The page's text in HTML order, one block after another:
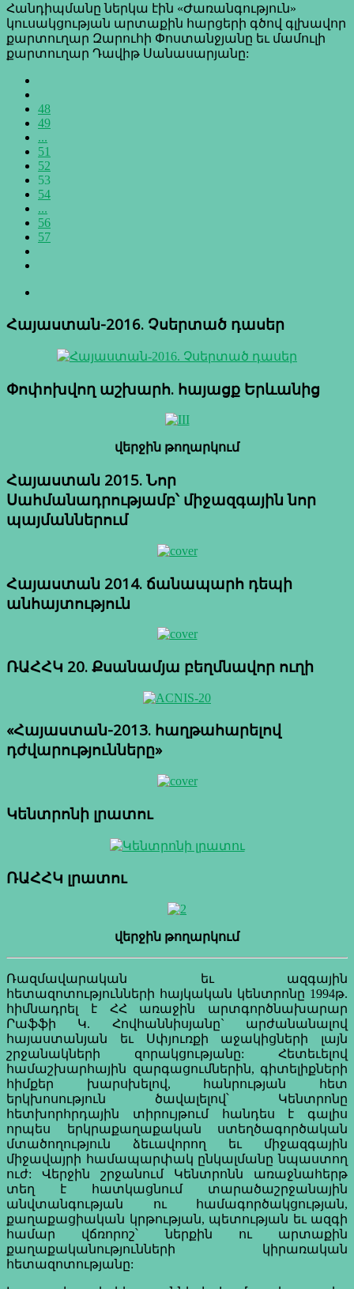
Հանդիպմանը ներկա էին «Ժառանգություն»
կուսակցության արտաքին հարցերի գծով գլխավոր
քարտուղար Զարուհի Փոստանջյանը եւ մամուլի
քարտուղար Դավիթ Սանասարյանը:
48
49
...
51
52
53
54
...
56
57
Հայաստան-2016. Չսերտած դասեր
Փոփոխվող աշխարհ. հայացք Երևանից
վերջին թողարկում
Հայաստան 2015. Նոր
Սահմանադրությամբ՝ միջազգային նոր
պայմաններում
Հայաստան 2014. ճանապարհ դեպի
անհայտություն
ՌԱՀՀԿ 20. Քսանամյա բեղմնավոր ուղի
«Հայաստան-2013. հաղթահարելով
դժվարությունները»
Կենտրոնի լրատու
ՌԱՀՀԿ լրատու
վերջին թողարկում
Ռազմավարական եւ ազգային
հետազոտությունների հայկական կենտրոնը 1994թ.
հիմնադրել է ՀՀ առաջին արտգործնախարար
Րաֆֆի Կ. Հովհաննիսյանը` արժանանալով
հայաստանյան եւ Սփյուռքի աջակիցների լայն
շրջանակների զորակցությանը: Հետեւելով
համաշխարհային զարգացումներին, գիտելիքների
հիմքեր խարսխելով, հանրության հետ
երկխոսություն ծավալելով՝ Կենտրոնը
հետխորհրդային տիրույթում հանդես է գալիս
որպես երկրաքաղաքական ստեղծագործական
մտածողություն ձեւավորող եւ միջազգային
միջավայրի համապարփակ ընկալմանը նպաստող
ուժ: Վերջին շրջանում Կենտրոնն առաջնահերթ
տեղ է հատկացնում տարածաշրջանային
անվտանգության ու համագործակցության,
քաղաքացիական կրթության, պետության եւ ազգի
համար վճռորոշ՝ ներքին ու արտաքին
քաղաքականությունների կիրառական
հետազոտությանը: